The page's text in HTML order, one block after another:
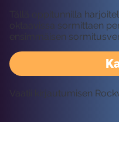
Tällä oppitunnilla
oktaavissa sormittaen
ensimmäisen
Vaatii kirjautumisen